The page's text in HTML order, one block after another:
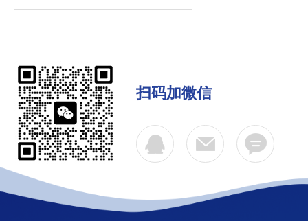
扫码加微信